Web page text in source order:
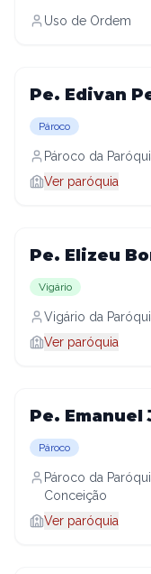
Uso de Ordem
Pe. Edivan
Pároco
Pároco da
Ver paróquia
Pe. Elizeu
Vigário
Vigário da
Ver paróquia
Pe. Emanuel
Pároco
Pároco da
Conceição
Ver paróquia